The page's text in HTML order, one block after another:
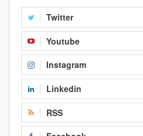
Twitter
Youtube
Instagram
Linkedin
RSS